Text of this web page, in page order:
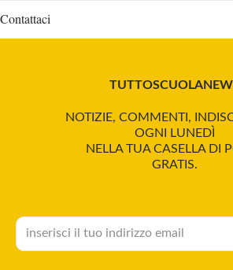
Contattaci
NOTIZIE, COMMENTI,
OGNI LUNEDÌ
NELLA TUA CASELLA DI
GRATIS.